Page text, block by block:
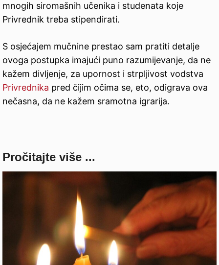
mnogih siromašnih učenika i studenata koje
Privrednik treba stipendirati.
S osjećajem mučnine prestao sam pratiti detalje
ovoga postupka imajući puno razumijevanje, da ne
kažem divljenje, za upornost i strpljivost vodstva
Privrednika pred čijim očima se, eto, odigrava ova
nečasna, da ne kažem sramotna igrarija.
Pročitajte više ...